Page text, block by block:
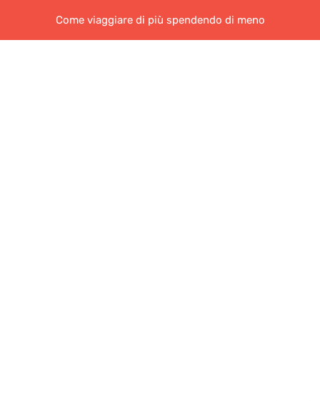
Come viaggiare di più spendendo di meno